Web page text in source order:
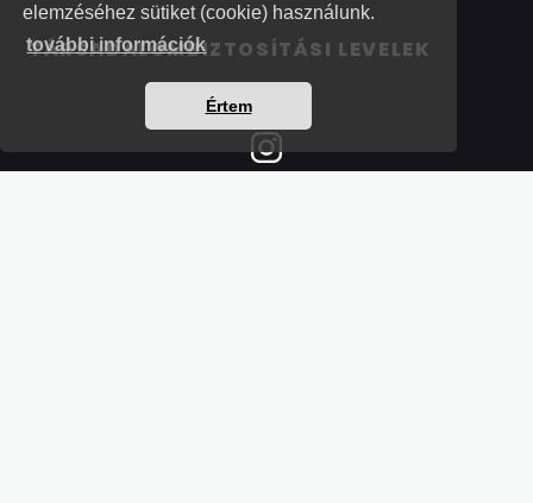
elemzéséhez sütiket (cookie) használunk.
további információk
Értem
TÁRSADALOMBIZTOSÍTÁSI LEVELEK